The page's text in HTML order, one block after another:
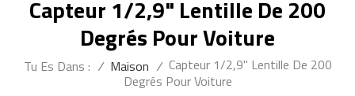
Capteur 1/2,9" Lentille De 200
Degrés Pour Voiture
Tu Es Dans : / Maison / Capteur 1/2,9" Lentille De 200
Degrés Pour Voiture